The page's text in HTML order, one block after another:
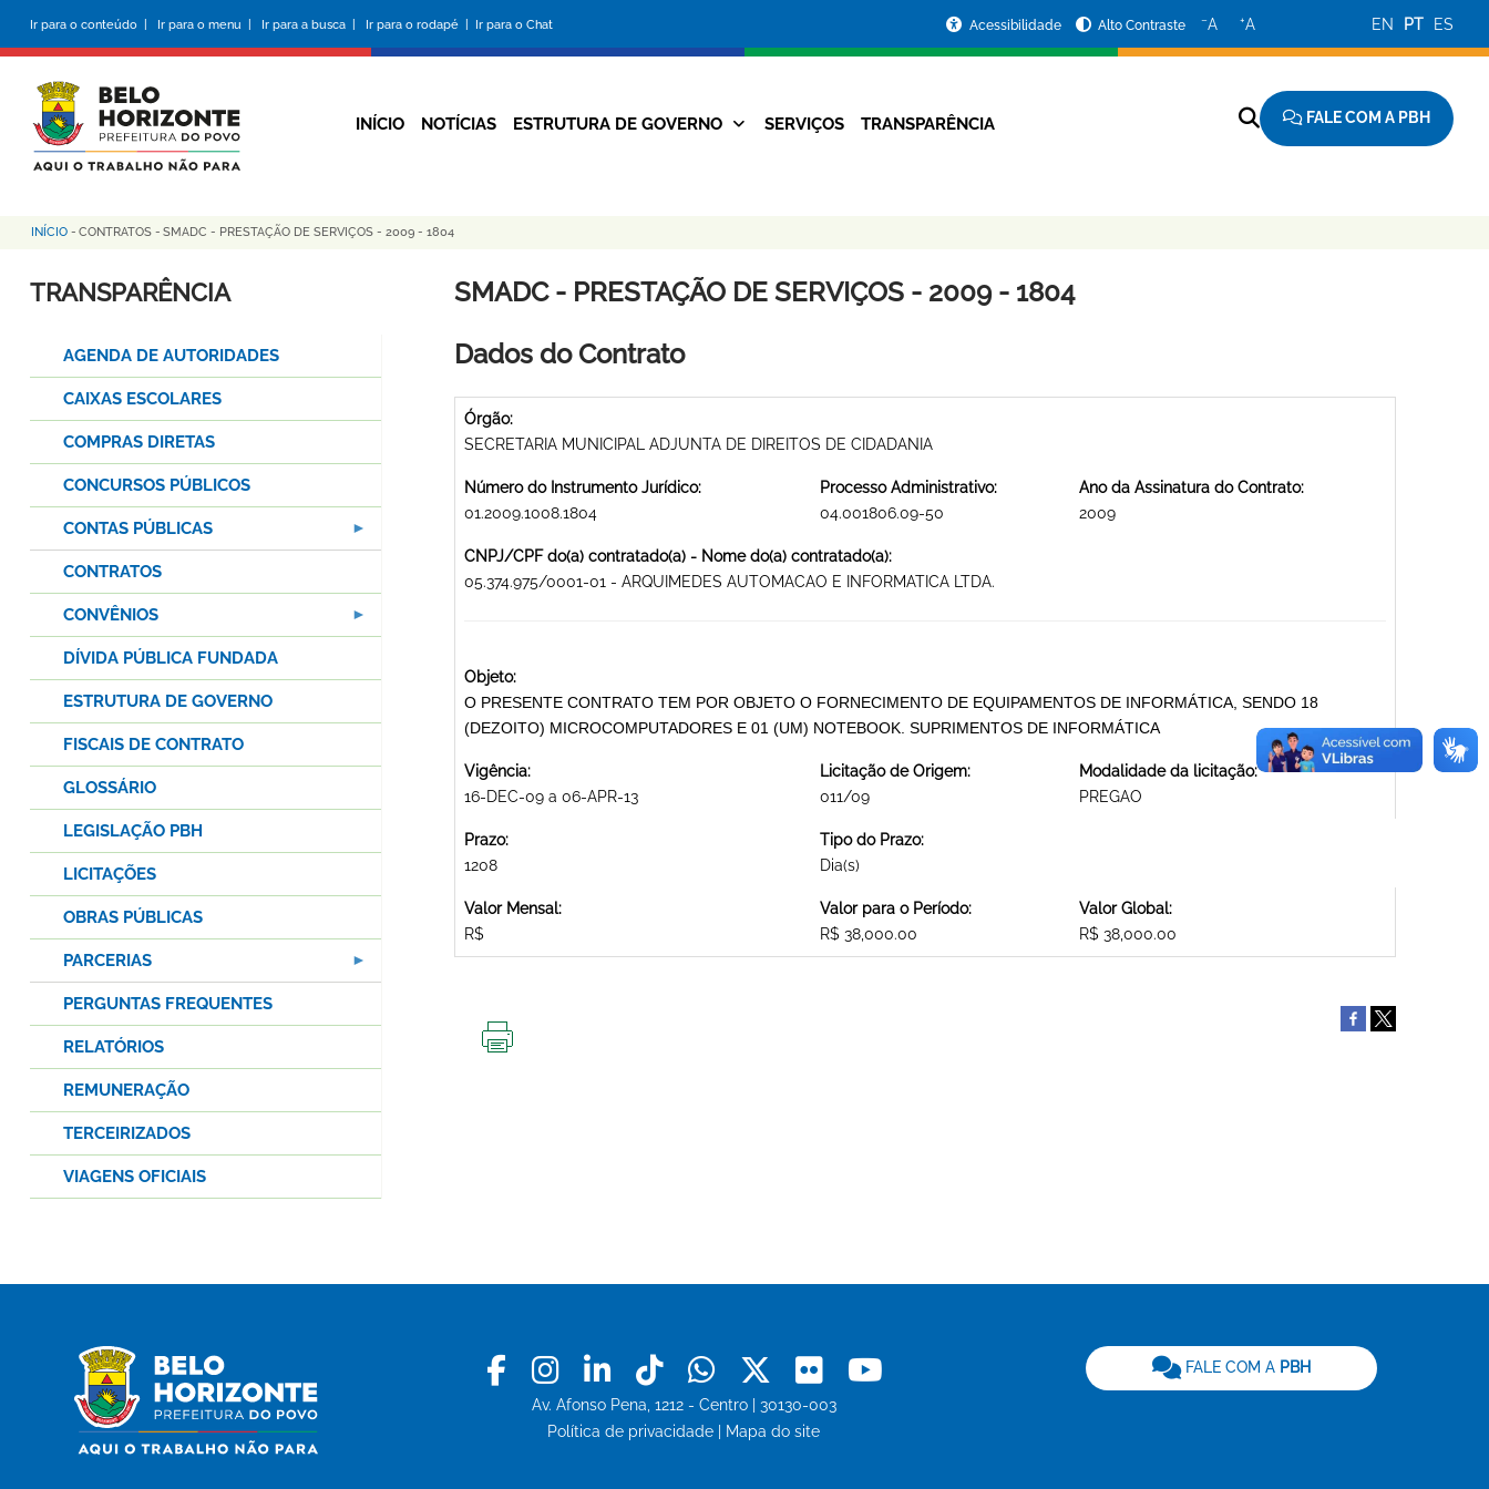
conteúdo
principal
Ir para o conteúdo | Ir para o menu | Ir para a busca | Ir para o rodapé | Ir para o Chat
da
Prefeitura
Acessibilidade Alto Contraste −A +A EN PT ES
Navegação
INÍCIO NOTÍCIAS ESTRUTURA DE GOVERNO SERVIÇOS TRANSPARÊNCIA FALE COM A PBH
Trilha
de
INÍCIO - CONTRATOS - SMADC - PRESTAÇÃO DE SERVIÇOS - 2009 - 1804
SMADC - PRESTAÇÃO DE SERVIÇOS - 2009 - 1804
Dados do Contrato
Órgão:
SECRETARIA MUNICIPAL ADJUNTA DE DIREITOS DE CIDADANIA
Número do Instrumento Jurídico:
01.2009.1008.1804
Processo Administrativo:
04.001806.09-50
Ano da Assinatura do Contrato:
2009
CNPJ/CPF do(a) contratado(a) - Nome do(a) contratado(a):
05.374.975/0001-01 - ARQUIMEDES AUTOMACAO E INFORMATICA LTDA.
Objeto:
O PRESENTE CONTRATO TEM POR OBJETO O FORNECIMENTO DE EQUIPAMENTOS DE INFORMÁTICA, SENDO 18
(DEZOITO) MICROCOMPUTADORES E 01 (UM) NOTEBOOK. SUPRIMENTOS DE INFORMÁTICA
Vigência:
16-DEC-09 a 06-APR-13
Licitação de Origem:
011/09
Modalidade da licitação:
PREGAO
Prazo:
1208
Tipo do Prazo:
Dia(s)
Valor Mensal:
R$
Valor para o Período:
R$ 38,000.00
Valor Global:
R$ 38,000.00
TRANSPARÊNCIA
AGENDA DE AUTORIDADES
CAIXAS ESCOLARES
COMPRAS DIRETAS
CONCURSOS PÚBLICOS
CONTAS PÚBLICAS
CONTRATOS
CONVÊNIOS
DÍVIDA PÚBLICA FUNDADA
ESTRUTURA DE GOVERNO
FISCAIS DE CONTRATO
GLOSSÁRIO
LEGISLAÇÃO PBH
LICITAÇÕES
OBRAS PÚBLICAS
PARCERIAS
PERGUNTAS FREQUENTES
RELATÓRIOS
REMUNERAÇÃO
TERCEIRIZADOS
VIAGENS OFICIAIS
Facebook
Instagram
LinkedinTiktokWhatsapp
X Flickr
Av. Afonso Pena, 1212 - Centro | 30130-003
Política de privacidade
Mapa do site
FALE COM A PBH